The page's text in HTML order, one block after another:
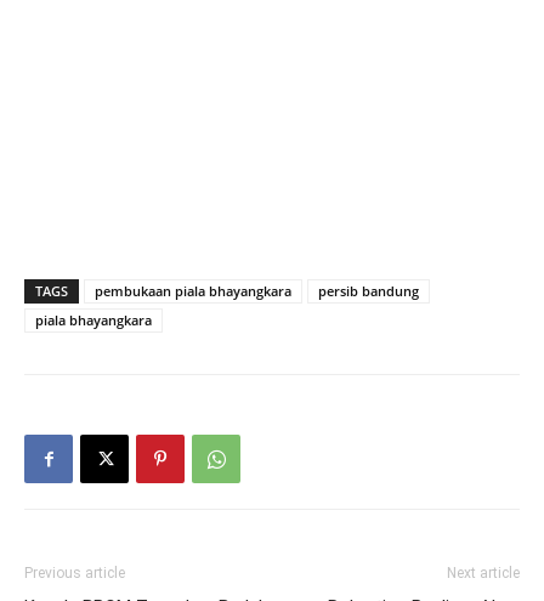
TAGS pembukaan piala bhayangkara
persib bandung
piala bhayangkara
Previous article Next article